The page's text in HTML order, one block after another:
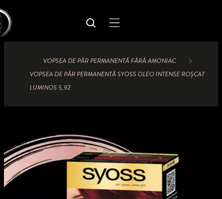
VOPSEA DE PĂR PERMANENTĂ FĂRĂ AMONIAC
VOPSEA DE PĂR PERMANENTĂ SYOSS OLEO INTENSE ROȘCAT
LUMINOS 5_92